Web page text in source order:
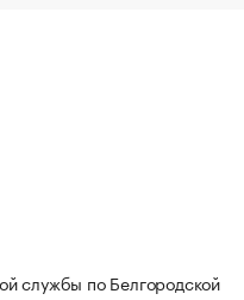
службы по Белгородской